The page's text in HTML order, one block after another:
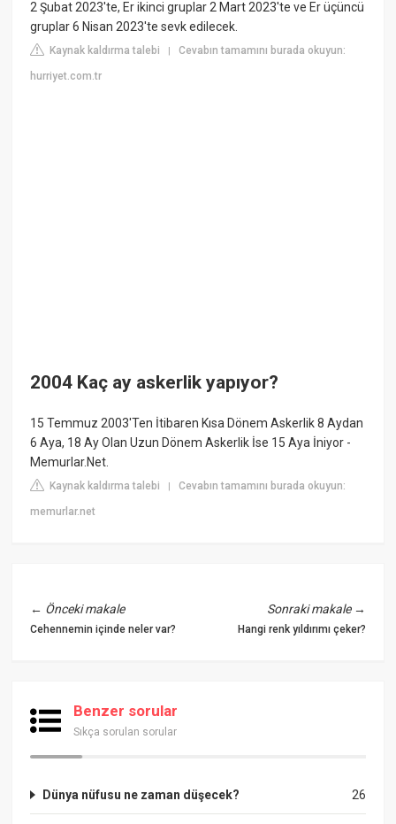
2 Şubat 2023'te, Er ikinci gruplar 2 Mart 2023'te ve Er üçüncü
gruplar 6 Nisan 2023'te sevk edilecek.
Kaynak kaldırma talebi |Cevabın tamamını burada okuyun:
hurriyet.com.tr
2004 Kaç ay askerlik yapıyor?
15 Temmuz 2003'Ten İtibaren Kısa Dönem Askerlik 8 Aydan
6 Aya, 18 Ay Olan Uzun Dönem Askerlik İse 15 Aya İniyor -
Memurlar.Net.
Kaynak kaldırma talebi |Cevabın tamamını burada okuyun:
memurlar.net
← Önceki makale
Cehennemin içinde neler var?
Sonraki makale→
Hangi renk yıldırımı çeker?
Benzer sorular
Sıkça sorulan sorular
26
Dünya nüfusu ne zaman düşecek?